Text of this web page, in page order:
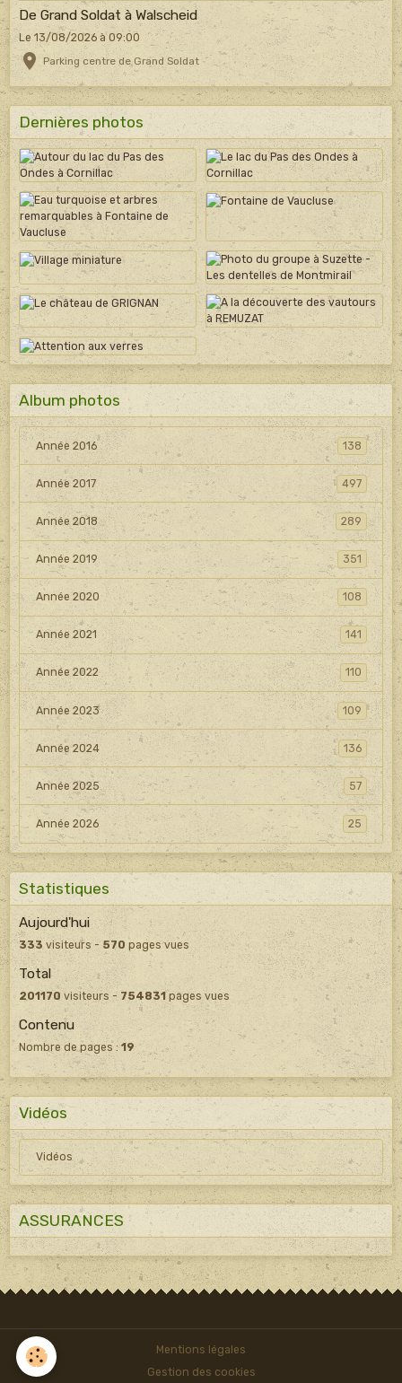
De Grand Soldat à Walscheid
Le 13/08/2026 à 09:00
Parking centre de Grand Soldat
Dernières photos
Album photos
Année 2016 138
Année 2017 497
Année 2018 289
Année 2019 351
Année 2020 108
Année 2021 141
Année 2022 110
Année 2023 109
Année 2024 136
Année 2025 57
Année 2026 25
Statistiques
Aujourd'hui
333 visiteurs - 570 pages vues
Total
201170 visiteurs - 754831pages vues
Contenu
Nombre de pages :19
Vidéos
Vidéos
ASSURANCES
Mentions légales
Gestion des cookies